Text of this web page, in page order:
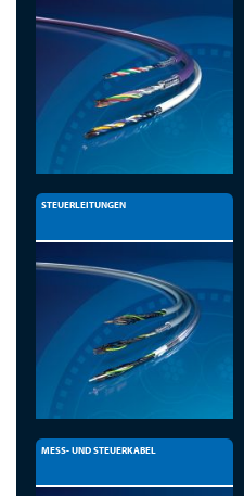
STEUERLEITUNGEN
MESS- UND STEUERKABEL